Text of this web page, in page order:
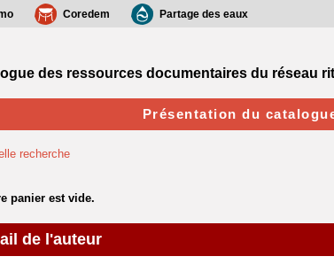
recherche
de l'auteur
Coredem Partage des eaux
des ressources documentaires du réseau
Présentation du